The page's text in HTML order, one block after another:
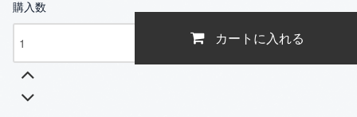
購入数
カートに入れる